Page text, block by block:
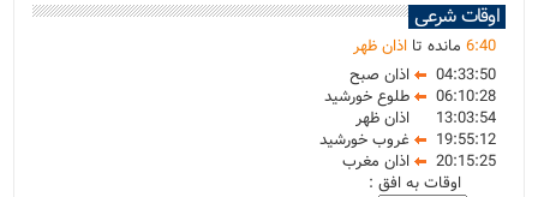
اوقات شرعی
6:40 مانده تااذان ظهر
04:33:50
اذان صبح
06:10:28
طلوع خورشید
13:03:54
اذان ظهر
19:55:12
غروب خورشید
20:15:25
اذان مغرب
اوقات به افق :